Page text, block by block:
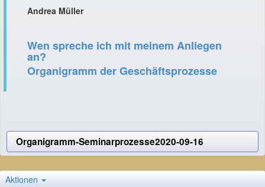
Andrea Müller
Wen spreche ich mit meinem Anliegen
an?
Organigramm der Geschäftsprozesse
Organigramm-Seminarprozesse2020-09-16
Aktionen